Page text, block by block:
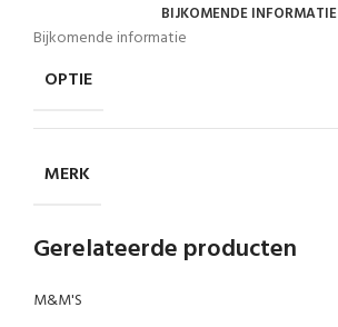
BIJKOMENDE INFORMATIE
Bijkomende informatie
OPTIE
MERK
Gerelateerde producten
M&M'S